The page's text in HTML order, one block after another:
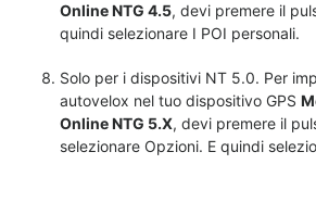
Online NTG 4.5, devi premere il
quindi selezionare I POI personali.
Solo per i dispositivi NT 5.0. Per
autovelox nel tuo dispositivo GPS
Online NTG 5.X, devi premere il
selezionare Opzioni. E quindi